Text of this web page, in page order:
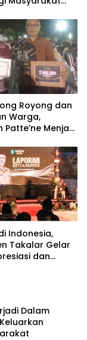
Royong dan
Warga,
Patte’ne Menjadi
Indonesia,
Takalar Gelar
dan
Dalam